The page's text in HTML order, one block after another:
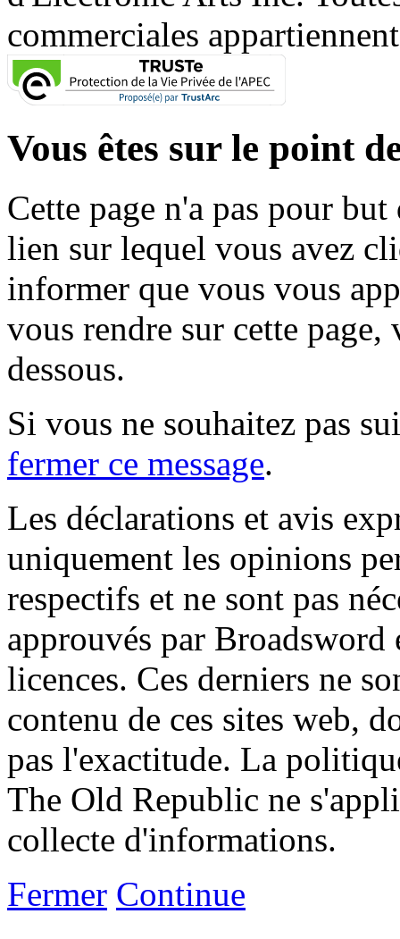
commerciales
Vous êtes sur le point
Cette page n'a pas pour
lien sur lequel vous avez
informer que vous vous
vous rendre sur cette
dessous.
Si vous ne souhaitez pas
fermer ce message.
Les déclarations et avis
uniquement les opinions
respectifs et ne sont pas
approuvés par
licences. Ces derniers ne
contenu de ces sites web,
pas l'exactitude. La
The Old Republic ne
collecte d'informations.
Fermer Continue